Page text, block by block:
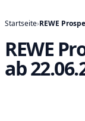
Startseite›REWE
REWE
ab